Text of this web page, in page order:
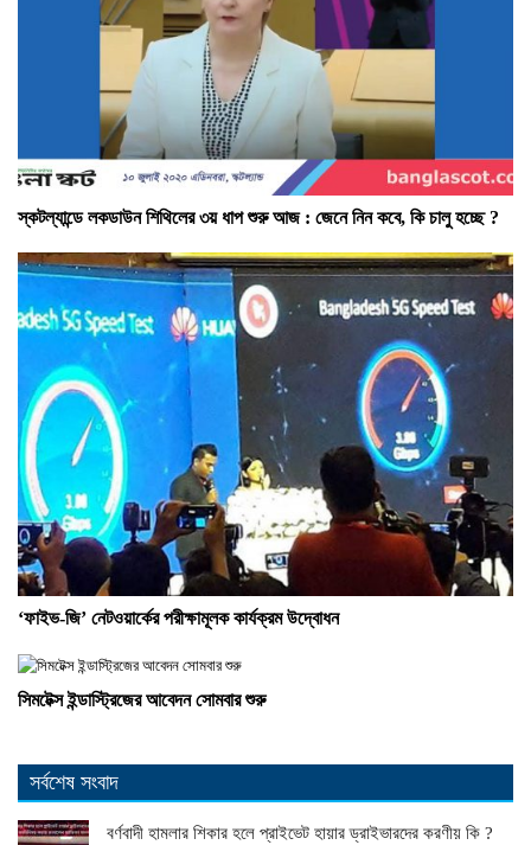
স্কটল্যান্ডে লকডাউন শিথিলের ৩য় ধাপ শুরু আজ : জেনে নিন কবে, কি চালু হচ্ছে ?
‘ফাইভ-জি’ নেটওয়ার্কের পরীক্ষামূলক কার্যক্রম উদ্বোধন
সিমটেক্স ইন্ডাস্ট্রিজের আবেদন সোমবার শুরু
সর্বশেষ সংবাদ
বর্ণবাদী হামলার শিকার হলে প্রাইভেট হায়ার ড্রাইভারদের করণীয় কি ?